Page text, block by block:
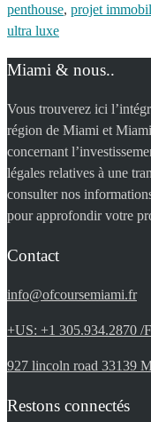
penthouse, projet
ultra luxe
Miami & nous..
Vous trouverez ici
région de Miami et
concernant
légales relatives à une
consulter nos
pour approfondir votre
Contact
info@ofcoursemiami.fr
+US: +1 305.934.2870 /
927 lincoln road 33139
Restons connectés